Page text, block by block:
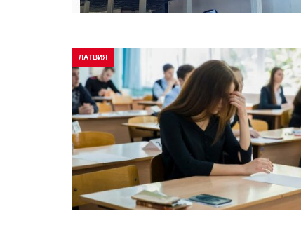
ЛАТВИЯ